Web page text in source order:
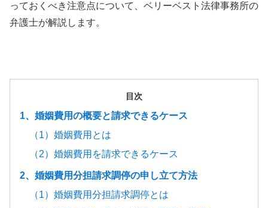
っておくべき注意点について、ベリーベスト法律事務所の
弁護士が解説します。
目次
1、婚姻費用の概要と請求できるケース
（1）婚姻費用とは
（2）婚姻費用を請求できるケース
2、婚姻費用分担請求調停の申し立て方法
（1）婚姻費用分担請求調停とは